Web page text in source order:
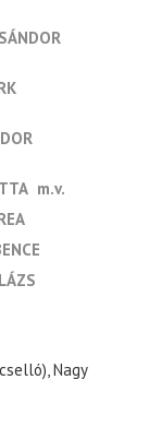
m.v.
Nagy